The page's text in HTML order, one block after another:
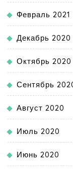
Февраль 2021
Декабрь 2020
Октябрь 2020
Сентябрь
Август 2020
Июль 2020
Июнь 2020